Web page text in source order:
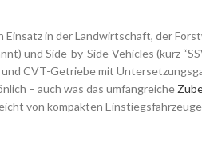
in der Landwirtschaft, der
und Side-by-Side-Vehicles (kurz
CVT-Getriebe mit
– auch was das umfangreiche
von kompakten